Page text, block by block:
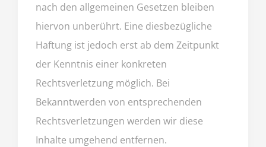
nach den allgemeinen Gesetzen bleiben
hiervon unberührt. Eine diesbezügliche
Haftung ist jedoch erst ab dem Zeitpunkt
der Kenntnis einer konkreten
Rechtsverletzung möglich. Bei
Bekanntwerden von entsprechenden
Rechtsverletzungen werden wir diese
Inhalte umgehend entfernen.